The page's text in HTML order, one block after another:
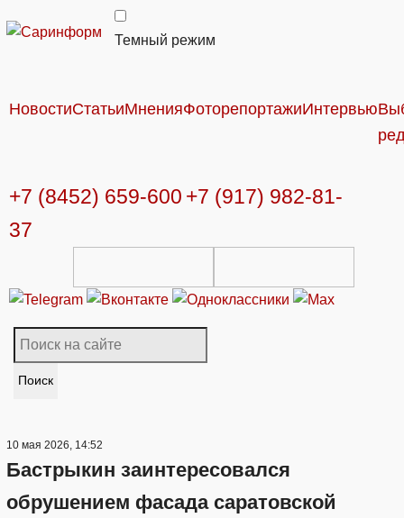
Темный режим
НовостиСтатьиМненияФоторепортажиИнтервью
+7 (8452) 659-600 +7 (917) 982-81-
37
Поиск
10 мая 2026, 14:52
Бастрыкин заинтересовался
обрушением фасада саратовской